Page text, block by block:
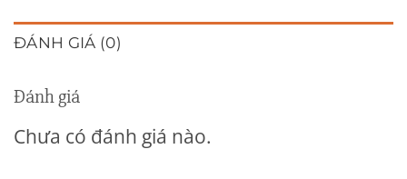
ĐÁNH GIÁ (0)
Đánh giá
Chưa có đánh giá nào.